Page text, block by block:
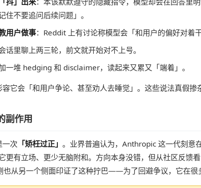
住不要追问后续问题」。
用户做事：Reddit 上有讨论称模型会「和用户的偏好对着
话里聊上两三轮，前文就开始对不上号。
一堆 hedging 和 disclaimer，读起来又累又「端着」。
容它会「和用户争论、甚至劝人去睡觉」。这些说法真假
副作用
一次 「矫枉过正」 。业界普遍认为，Anthropic 这一代刻意
更有立场、更少无脑附和。方向本身没错，但从社区反馈
也从另一个侧面印证了这种拧巴——为了回避争议，它在很